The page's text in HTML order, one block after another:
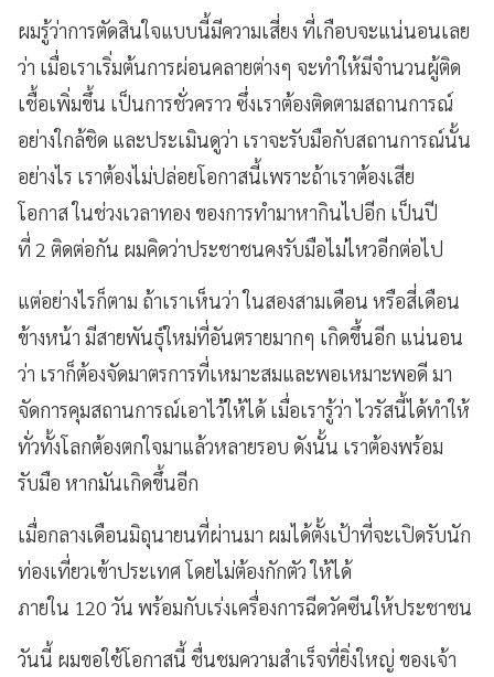
ผมรู้ว่าการตัดสินใจแบบนี้มีความเสี่ยง ที่เกือบจะแน่นอนเลย
ว่า เมื่อเราเริ่มต้นการผ่อนคลายต่างๆ จะทำให้มีจำนวนผู้ติด
เชื้อเพิ่มขึ้น เป็นการชั่วคราว ซึ่งเราต้องติดตามสถานการณ์
อย่างใกล้ชิด และประเมินดูว่า เราจะรับมือกับสถานการณ์นั้น
อย่างไร เราต้องไม่ปล่อยโอกาสนี้เพราะถ้าเราต้องเสีย
โอกาส ในช่วงเวลาทอง ของการทำมาหากินไปอีก เป็นปี
ที่ 2 ติดต่อกัน ผมคิดว่าประชาชนคงรับมือไม่ไหวอีกต่อไป
แต่อย่างไรก็ตาม ถ้าเราเห็นว่า ในสองสามเดือน หรือสี่เดือน
ข้างหน้า มีสายพันธุ์ใหม่ที่อันตรายมากๆ เกิดขึ้นอีก แน่นอน
ว่า เราก็ต้องจัดมาตรการที่เหมาะสมและพอเหมาะพอดี มา
จัดการคุมสถานการณ์เอาไว้ให้ได้ เมื่อเรารู้ว่า ไวรัสนี้ได้ทำให้
ทั่วทั้งโลกต้องตกใจมาแล้วหลายรอบ ดังนั้น เราต้องพร้อม
รับมือ หากมันเกิดขึ้นอีก
เมื่อกลางเดือนมิถุนายนที่ผ่านมา ผมได้ตั้งเป้าที่จะเปิดรับนัก
ท่องเที่ยวเข้าประเทศ โดยไม่ต้องกักตัว ให้ได้
ภายใน 120 วัน พร้อมกับเร่งเครื่องการฉีดวัคซีนให้ประชาชน
วันนี้ ผมขอใช้โอกาสนี้ ชื่นชมความสำเร็จที่ยิ่งใหญ่ ของเจ้า